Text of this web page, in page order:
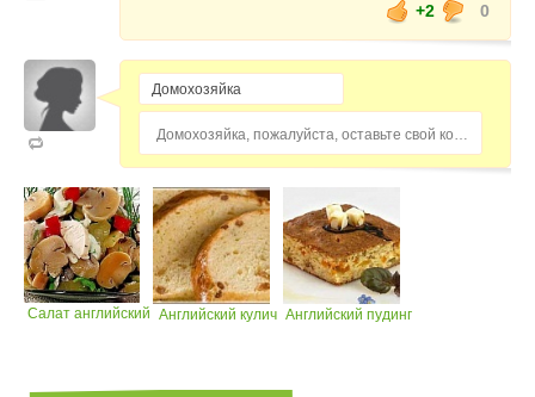
+2
0
Домохозяйка, пожалуйста, оставьте свой комментарий...
Салат английский Английский кулич Английский пудинг